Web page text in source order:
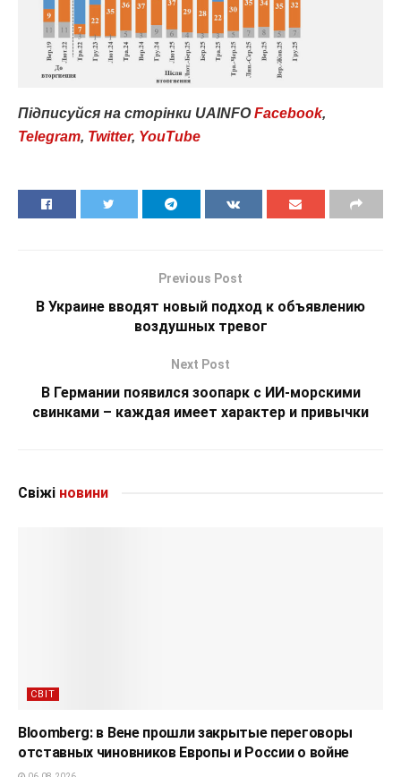
Підписуйся на сторінки UAINFOFacebook,
Telegram, Twitter, YouTube
Previous Post
В Украине вводят новый подход к объявлению
воздушных тревог
Next Post
В Германии появился зоопарк с ИИ-морскими
свинками – каждая имеет характер и привычки
Свіжі новини
СВІТ
Bloomberg: в Вене прошли закрытые переговоры
отставных чиновников Европы и России о войне